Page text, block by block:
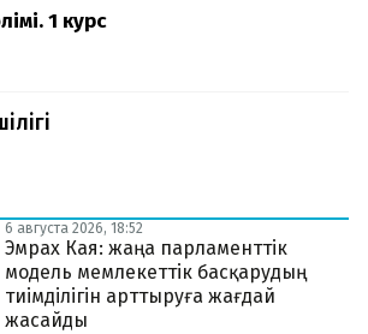
1 курс
6 августа 2026, 18:52
Эмрах Кая: жаңа парламенттік
модель мемлекеттік басқарудың
тиімділігін арттыруға жағдай
жасайды